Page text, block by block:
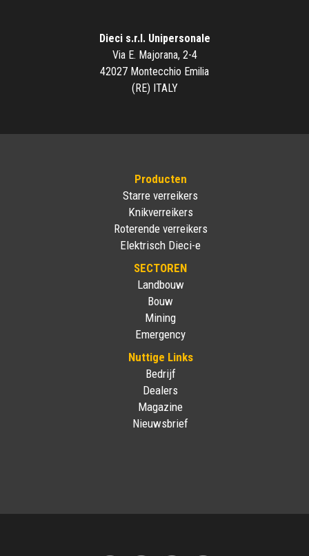
Dieci s.r.l. Unipersonale
Via E. Majorana, 2-4
42027 Montecchio Emilia
(RE) ITALY
Producten
Starre verreikers
Knikverreikers
Roterende verreikers
Elektrisch Dieci-e
SECTOREN
Landbouw
Bouw
Mining
Emergency
Nuttige Links
Bedrijf
Dealers
Magazine
Nieuwsbrief